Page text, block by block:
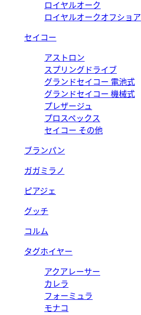
ロイヤルオーク
ロイヤルオークオフショア
セイコー
アストロン
スプリングドライブ
グランドセイコー 電池式
グランドセイコー 機械式
プレザージュ
プロスペックス
セイコー その他
ブランパン
ガガミラノ
ピアジェ
グッチ
コルム
タグホイヤー
アクアレーサー
カレラ
フォーミュラ
モナコ